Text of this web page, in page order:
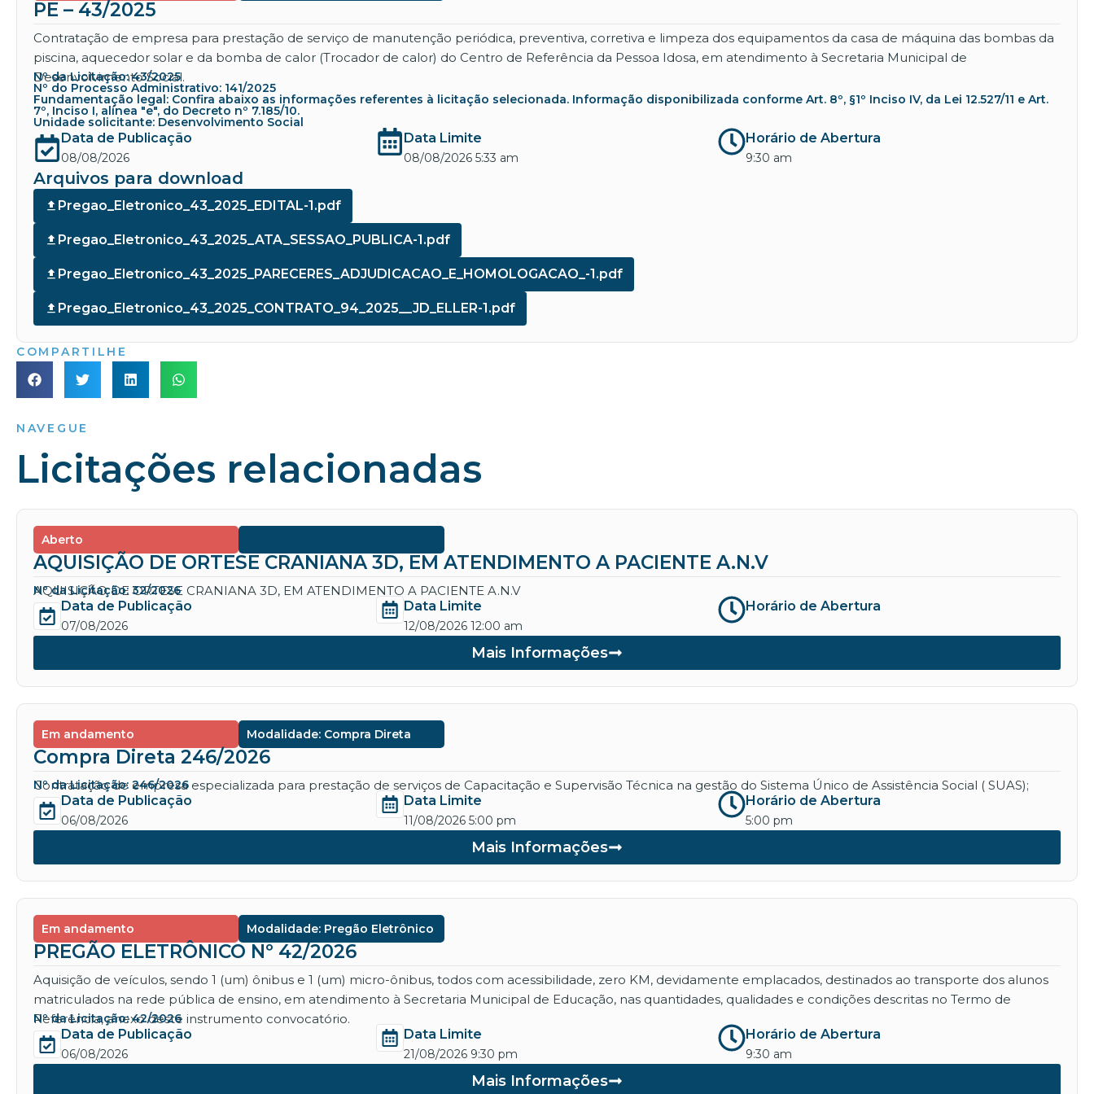
PE – 43/2025
Contratação de empresa para prestação de serviço de manutenção periódica, preventiva, corretiva e limpeza dos equipamentos da casa de máquina das bombas da
piscina, aquecedor solar e da bomba de calor (Trocador de calor) do Centro de Referência da Pessoa Idosa, em atendimento à Secretaria Municipal de
Desenvolvimento Social.
Nº da Licitação: 43/2025
Nº do Processo Administrativo: 141/2025
Fundamentação legal: Confira abaixo as informações referentes à licitação selecionada. Informação disponibilizada conforme Art. 8º, §1º Inciso IV, da Lei 12.527/11 e Art.
7º, Inciso I, alínea "e", do Decreto nº 7.185/10.
Unidade solicitante: Desenvolvimento Social
Data de Publicação
08/08/2026
Data Limite
08/08/2026 5:33 am
Horário de Abertura
9:30 am
Arquivos para download
Pregao_Eletronico_43_2025_EDITAL-1.pdf
Pregao_Eletronico_43_2025_ATA_SESSAO_PUBLICA-1.pdf
Pregao_Eletronico_43_2025_PARECERES_ADJUDICACAO_E_HOMOLOGACAO_-1.pdf
Pregao_Eletronico_43_2025_CONTRATO_94_2025__JD_ELLER-1.pdf
COMPARTILHE
NAVEGUE
Licitações relacionadas
Aberto
AQUISIÇÃO DE ORTESE CRANIANA 3D, EM ATENDIMENTO A PACIENTE A.N.V
AQUISIÇÃO DE ORTESE CRANIANA 3D, EM ATENDIMENTO A PACIENTE A.N.V
Nº da Licitação: 32/2026
Data de Publicação
07/08/2026
Data Limite
12/08/2026 12:00 am
Horário de Abertura
Mais Informações
Em andamento Modalidade: Compra Direta
Compra Direta 246/2026
Contratação de empresa especializada para prestação de serviços de Capacitação e Supervisão Técnica na gestão do Sistema Único de Assistência Social ( SUAS);
Nº da Licitação: 246/2026
Data de Publicação
06/08/2026
Data Limite
11/08/2026 5:00 pm
Horário de Abertura
5:00 pm
Mais Informações
Em andamento Modalidade: Pregão Eletrônico
PREGÃO ELETRÔNICO Nº 42/2026
Aquisição de veículos, sendo 1 (um) ônibus e 1 (um) micro-ônibus, todos com acessibilidade, zero KM, devidamente emplacados, destinados ao transporte dos alunos
matriculados na rede pública de ensino, em atendimento à Secretaria Municipal de Educação, nas quantidades, qualidades e condições descritas no Termo de
Referência, anexo deste instrumento convocatório.
Nº da Licitação: 42/2026
Data de Publicação
06/08/2026
Data Limite
21/08/2026 9:30 pm
Horário de Abertura
9:30 am
Mais Informações